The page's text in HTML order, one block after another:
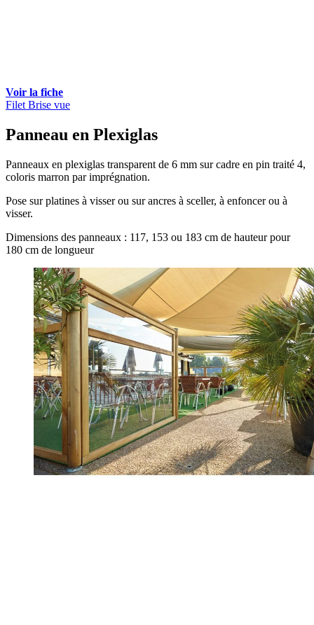
Voir la fiche
Filet Brise vue
Panneau en Plexiglas
Panneaux en plexiglas transparent de 6 mm sur cadre en pin traité 4,
coloris marron par imprégnation.
Pose sur platines à visser ou sur ancres à sceller, à enfoncer ou à
visser.
Dimensions des panneaux : 117, 153 ou 183 cm de hauteur pour
180 cm de longueur